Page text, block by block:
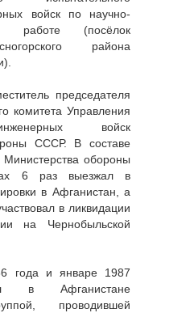
войск по научно-
работе (посёлок
района
председателя
комитета Управления
войск
СССР. В составе
Министерства обороны
6 раз выезжал в
в Афганистан, а
в ликвидации
на Чернобыльской
года и январе 1987
в Афганистане
проводившей